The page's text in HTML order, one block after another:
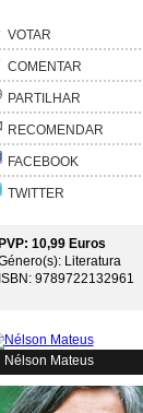
VOTAR
COMENTAR
PARTILHAR
RECOMENDAR
FACEBOOK
TWITTER
10,99 Euros
Literatura
ISBN: 9789722132961
Nélson Mateus